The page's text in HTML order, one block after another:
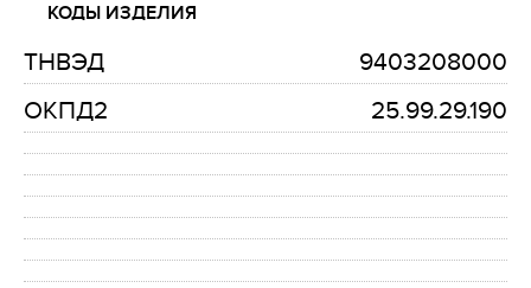
КОДЫ ИЗДЕЛИЯ
ТНВЭД
9403208000
ОКПД2
25.99.29.190